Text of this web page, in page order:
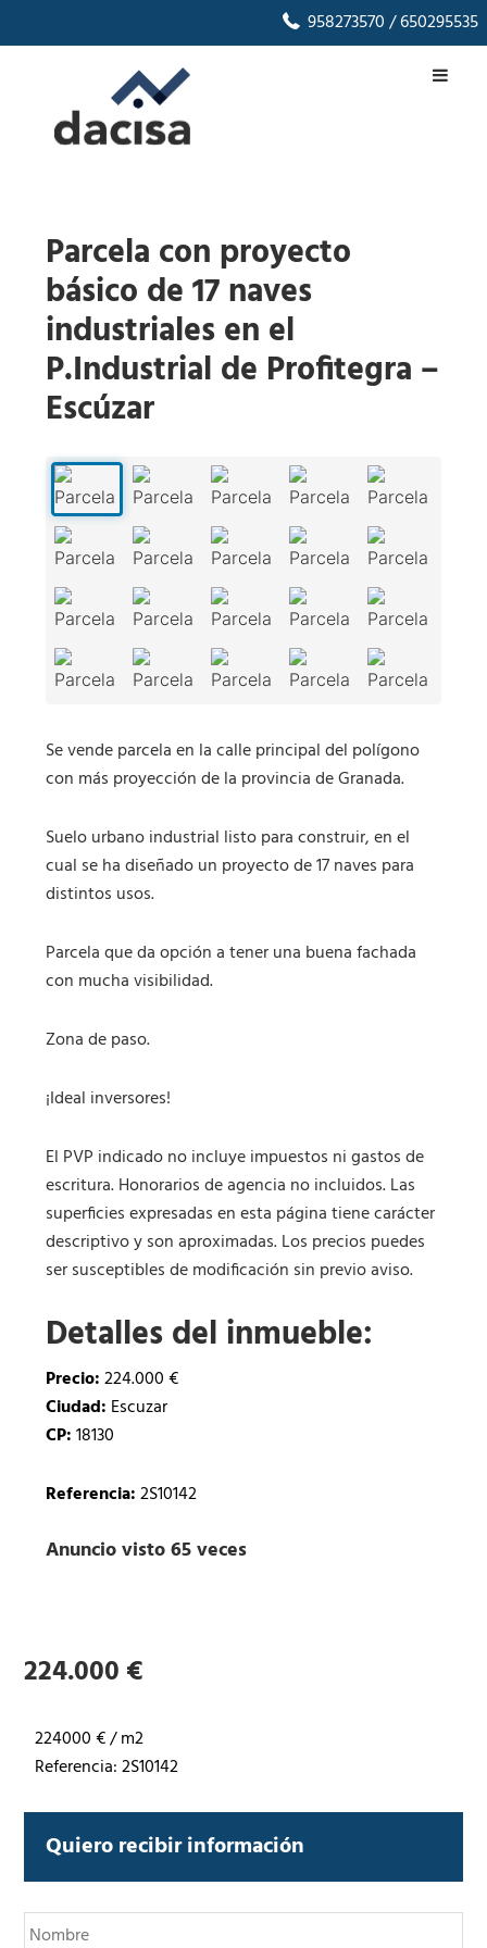
958273570/ 650295535
Parcela con proyecto
básico de 17 naves
industriales en el
P.Industrial de Profitegra –
Escúzar
Se vende parcela en la calle principal del polígono
con más proyección de la provincia de Granada.
Suelo urbano industrial listo para construir, en el
cual se ha diseñado un proyecto de 17 naves para
distintos usos.
Parcela que da opción a tener una buena fachada
con mucha visibilidad.
Zona de paso.
¡Ideal inversores!
El PVP indicado no incluye impuestos ni gastos de
escritura. Honorarios de agencia no incluidos. Las
superficies expresadas en esta página tiene carácter
descriptivo y son aproximadas. Los precios puedes
ser susceptibles de modificación sin previo aviso.
Detalles del inmueble:
Precio:224.000 €
Ciudad: Escuzar
CP:18130
Referencia:2S10142
Anuncio visto 65 veces
224.000 €
224000 € / m2
Referencia: 2S10142
Quiero recibir información
N
o